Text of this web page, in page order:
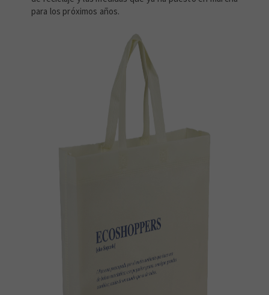
para los próximos años.